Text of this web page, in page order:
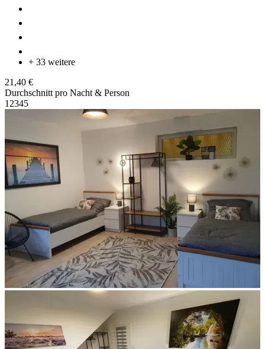
+ 33 weitere
21,40 €
Durchschnitt pro Nacht & Person
1 2345